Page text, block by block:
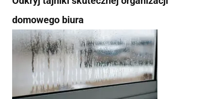
domowego biura